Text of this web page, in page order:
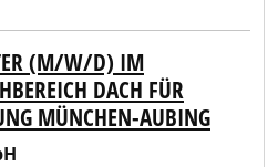
(M/W/D) IM
DACH FÜR U
MÜNCHEN-AUBING